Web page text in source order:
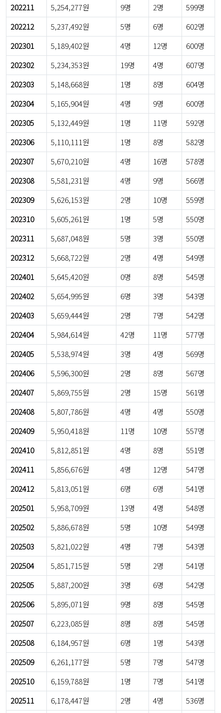
202211 5,254,277원 9명 2명
599명
202212
5,237,492원 5명 6명
602명
202301
5,189,402원 4명 12명
600명
202302
5,234,353원 19명 4명
607명
202303
5,148,668원 1명 8명
604명
202304
5,165,904원 4명 9명
600명
202305
5,132,449원 1명 11명
592명
202306
5,110,111원 1명 8명
582명
202307
5,670,210원 4명 16명
578명
202308
5,581,231원 4명 9명
566명
202309
5,626,153원 2명 10명
559명
202310
5,605,261원 1명 5명
550명
202311
5,687,048원 5명 3명
550명
202312
5,668,722원 2명 4명
549명
202401
5,645,420원 0명 8명
545명
202402
5,654,995원 6명 3명
543명
202403
5,659,444원 2명 7명
542명
202404
5,984,614원 42명 11명
577명
202405
5,538,974원 3명 4명
569명
202406
5,596,300원 2명 8명
567명
202407
5,869,755원 2명 15명
561명
202408
5,807,786원 4명 4명
550명
202409
5,950,418원 11명 10명
557명
202410
5,812,851원 4명 8명
551명
202411
5,856,676원 4명 12명
547명
202412
5,813,051원 6명 6명
541명
202501
5,958,709원 13명 4명
548명
202502
5,886,678원 5명 10명
549명
202503
5,821,022원 4명 7명
543명
202504
5,851,715원 5명 2명
541명
202505
5,887,200원 3명 6명
542명
202506
5,895,071원 9명 8명
545명
202507
6,223,085원 8명 8명
545명
202508
6,184,957원 6명 1명
543명
202509
6,261,177원 5명 7명
547명
202510
6,159,788원 1명 7명
541명
202511
6,178,447원 2명 4명
536명